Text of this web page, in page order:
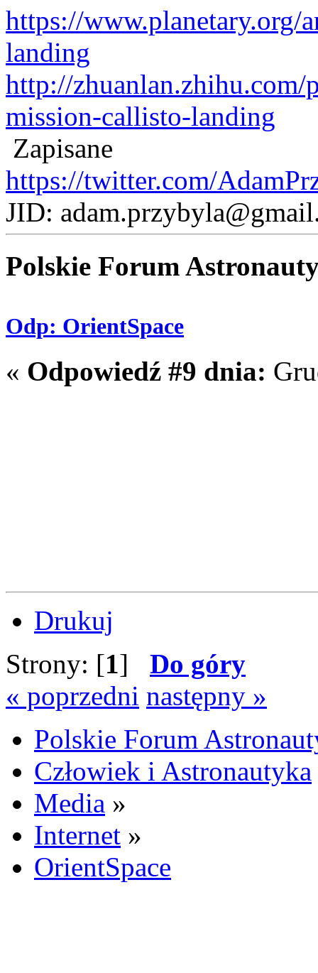
https://www.planetary.org/
landing
http://
mission-callisto-landing
Zapisane
https://twitter.com/
JID:
Polskie Forum
Odp: OrientSpace
« Odpowiedź #9 dnia:
Drukuj
Strony: [1] Do góry
« poprzedni następny »
Polskie Forum
Człowiek i Astronautyka
Media »
Internet »
OrientSpace